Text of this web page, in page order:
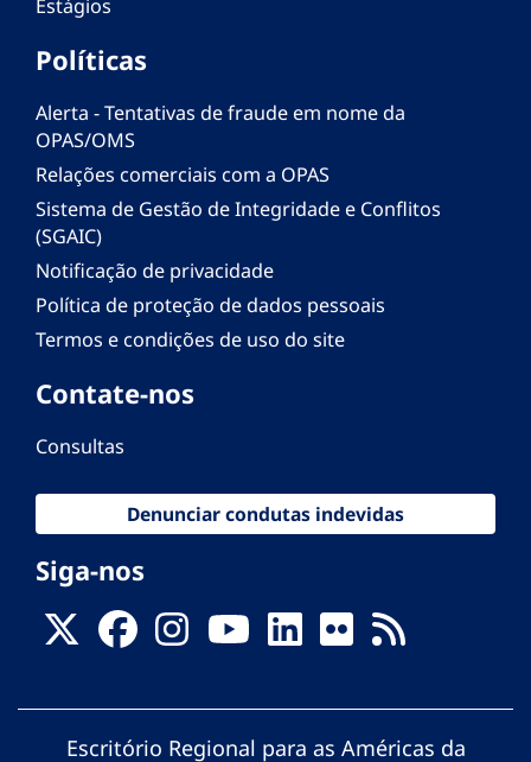
Estágios
Políticas
Alerta - Tentativas de fraude em nome da
OPAS/OMS
Relações comerciais com a OPAS
Sistema de Gestão de Integridade e Conflitos
(SGAIC)
Notificação de privacidade
Política de proteção de dados pessoais
Termos e condições de uso do site
Contate-nos
Consultas
Denunciar condutas indevidas
Siga-nos
Escritório Regional para as Américas da